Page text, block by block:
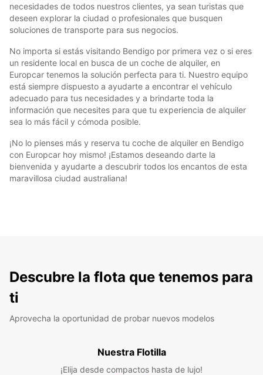
necesidades de todos nuestros clientes, ya sean turistas que
deseen explorar la ciudad o profesionales que busquen
soluciones de transporte para sus negocios.
No importa si estás visitando Bendigo por primera vez o si eres
un residente local en busca de un coche de alquiler, en
Europcar tenemos la solución perfecta para ti. Nuestro equipo
está siempre dispuesto a ayudarte a encontrar el vehículo
adecuado para tus necesidades y a brindarte toda la
información que necesites para que tu experiencia de alquiler
sea lo más fácil y cómoda posible.
¡No lo pienses más y reserva tu coche de alquiler en Bendigo
con Europcar hoy mismo! ¡Estamos deseando darte la
bienvenida y ayudarte a descubrir todos los encantos de esta
maravillosa ciudad australiana!
Descubre la flota que tenemos para
ti
Aprovecha la oportunidad de probar nuevos modelos
Nuestra Flotilla
¡Elija desde compactos hasta de lujo!